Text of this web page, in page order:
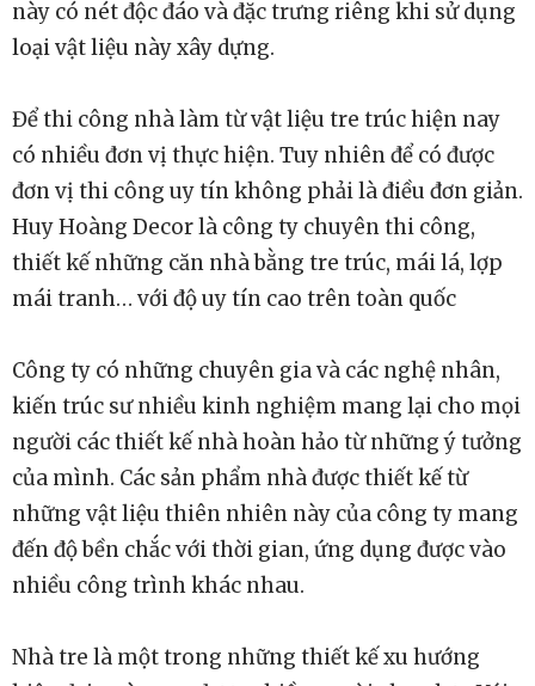
này có nét độc đáo và đặc trưng riêng khi sử dụng
loại vật liệu này xây dựng.
Để thi công nhà làm từ vật liệu tre trúc hiện nay
có nhiều đơn vị thực hiện. Tuy nhiên để có được
đơn vị thi công uy tín không phải là điều đơn giản.
Huy Hoàng Decor là công ty chuyên thi công,
thiết kế những căn nhà bằng tre trúc, mái lá, lợp
mái tranh… với độ uy tín cao trên toàn quốc
Công ty có những chuyên gia và các nghệ nhân,
kiến trúc sư nhiều kinh nghiệm mang lại cho mọi
người các thiết kế nhà hoàn hảo từ những ý tưởng
của mình. Các sản phẩm nhà được thiết kế từ
những vật liệu thiên nhiên này của công ty mang
đến độ bền chắc với thời gian, ứng dụng được vào
nhiều công trình khác nhau.
Nhà tre là một trong những thiết kế xu hướng